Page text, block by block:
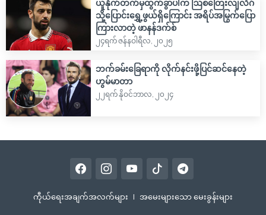
ယူနိုက်တက်မှထွက်ခွာပါက ဩစတြေးလျလိဂ်
သို့ပြောင်းရွှေ့ဖွယ်ရှိကြောင်း အရိပ်အမြွက်ပြော
ကြားလာတဲ့ ဖာနန်ဒက်စ်
၂၄ရက် ဇန်နဝါရီလ, ၂၀၂၅
ဘက်ခမ်းခြေရာကို လိုက်နင်းဖို့ပြင်ဆင်နေတဲ့
ဟွမ်မာတာ
၂၂ရက် နိုဝင်ဘာလ, ၂၀၂၄
ကီုယ်ရေးအချက်အလက်များ | အမေးများသော မေးခွန်းများ